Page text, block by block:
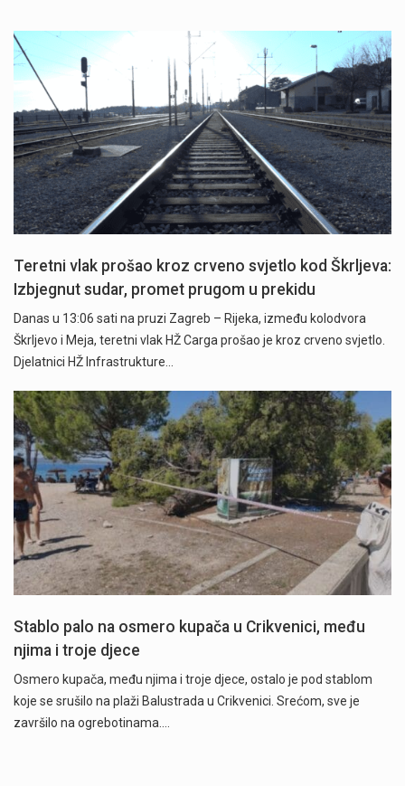
Teretni vlak prošao kroz crveno svjetlo kod Škrljeva:
Izbjegnut sudar, promet prugom u prekidu
Danas u 13:06 sati na pruzi Zagreb – Rijeka, između kolodvora
Škrljevo i Meja, teretni vlak HŽ Carga prošao je kroz crveno svjetlo.
Djelatnici HŽ Infrastrukture…
Stablo palo na osmero kupača u Crikvenici, među
njima i troje djece
Osmero kupača, među njima i troje djece, ostalo je pod stablom
koje se srušilo na plaži Balustrada u Crikvenici. Srećom, sve je
završilo na ogrebotinama.…